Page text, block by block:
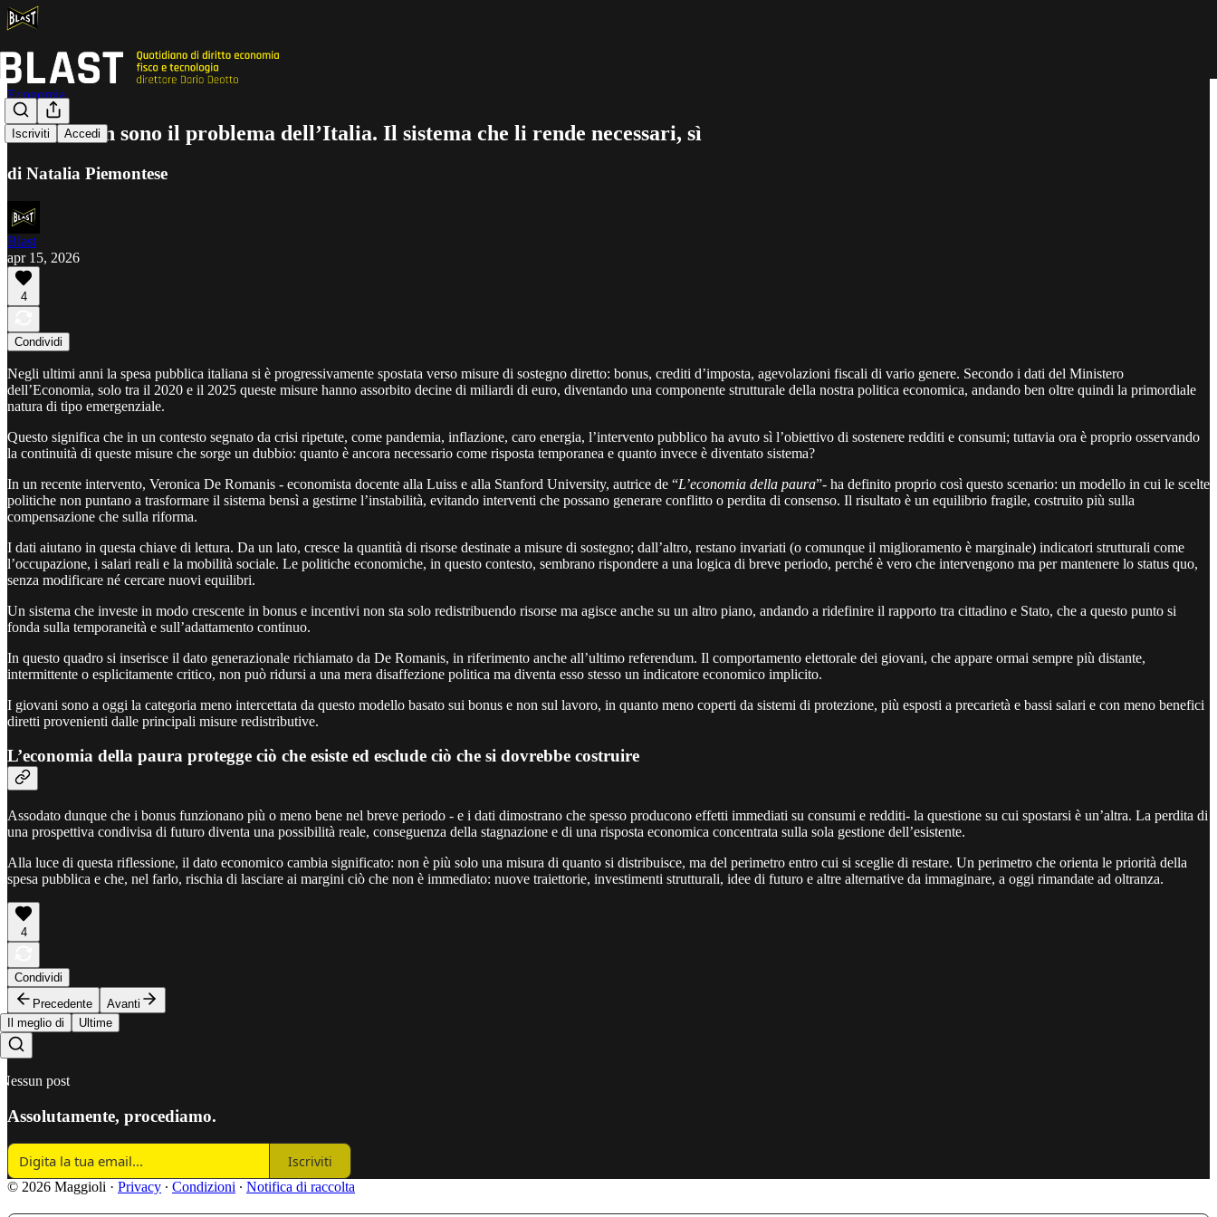
Iscriviti Accedi
Economia
I bonus non sono il problema dell’Italia. Il sistema che li rende necessari, sì
di Natalia Piemontese
Blast
apr 15, 2026
4
Condividi
Negli ultimi anni la spesa pubblica italiana si è progressivamente spostata verso misure di sostegno diretto: bonus, crediti d’imposta, agevolazioni fiscali di vario genere. Secondo i dati del Ministero
dell’Economia, solo tra il 2020 e il 2025 queste misure hanno assorbito decine di miliardi di euro, diventando una componente strutturale della nostra politica economica, andando ben oltre quindi la primordiale
natura di tipo emergenziale.
Questo significa che in un contesto segnato da crisi ripetute, come pandemia, inflazione, caro energia, l’intervento pubblico ha avuto sì l’obiettivo di sostenere redditi e consumi; tuttavia ora è proprio osservando
la continuità di queste misure che sorge un dubbio: quanto è ancora necessario come risposta temporanea e quanto invece è diventato sistema?
In un recente intervento, Veronica De Romanis - economista docente alla Luiss e alla Stanford University, autrice de “L’economia della paura”- ha definito proprio così questo scenario: un modello in cui le scelte
politiche non puntano a trasformare il sistema bensì a gestirne l’instabilità, evitando interventi che possano generare conflitto o perdita di consenso. Il risultato è un equilibrio fragile, costruito più sulla
compensazione che sulla riforma.
I dati aiutano in questa chiave di lettura. Da un lato, cresce la quantità di risorse destinate a misure di sostegno; dall’altro, restano invariati (o comunque il miglioramento è marginale) indicatori strutturali come
l’occupazione, i salari reali e la mobilità sociale. Le politiche economiche, in questo contesto, sembrano rispondere a una logica di breve periodo, perché è vero che intervengono ma per mantenere lo status quo,
senza modificare né cercare nuovi equilibri.
Un sistema che investe in modo crescente in bonus e incentivi non sta solo redistribuendo risorse ma agisce anche su un altro piano, andando a ridefinire il rapporto tra cittadino e Stato, che a questo punto si
fonda sulla temporaneità e sull’adattamento continuo.
In questo quadro si inserisce il dato generazionale richiamato da De Romanis, in riferimento anche all’ultimo referendum. Il comportamento elettorale dei giovani, che appare ormai sempre più distante,
intermittente o esplicitamente critico, non può ridursi a una mera disaffezione politica ma diventa esso stesso un indicatore economico implicito.
I giovani sono a oggi la categoria meno intercettata da questo modello basato sui bonus e non sul lavoro, in quanto meno coperti da sistemi di protezione, più esposti a precarietà e bassi salari e con meno benefici
diretti provenienti dalle principali misure redistributive.
L’economia della paura protegge ciò che esiste ed esclude ciò che si dovrebbe costruire
Assodato dunque che i bonus funzionano più o meno bene nel breve periodo - e i dati dimostrano che spesso producono effetti immediati su consumi e redditi- la questione su cui spostarsi è un’altra. La perdita di
una prospettiva condivisa di futuro diventa una possibilità reale, conseguenza della stagnazione e di una risposta economica concentrata sulla sola gestione dell’esistente.
Alla luce di questa riflessione, il dato economico cambia significato: non è più solo una misura di quanto si distribuisce, ma del perimetro entro cui si sceglie di restare. Un perimetro che orienta le priorità della
spesa pubblica e che, nel farlo, rischia di lasciare ai margini ciò che non è immediato: nuove traiettorie, investimenti strutturali, idee di futuro e altre alternative da immaginare, a oggi rimandate ad oltranza.
4
Condividi
Precedente
Avanti
Il meglio di
Ultime
Nessun post
Assolutamente, procediamo.
Iscriviti
© 2026 Maggioli · Privacy ∙ Condizioni ∙ Notifica di raccolta